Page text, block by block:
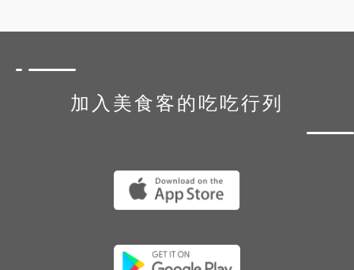
加入美食客的吃吃行列